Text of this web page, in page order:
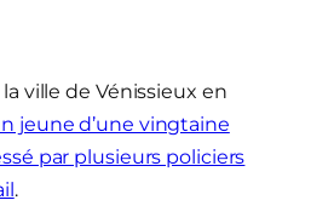
ville de Vénissieux en
jeune d’une vingtaine
par plusieurs policiers
.